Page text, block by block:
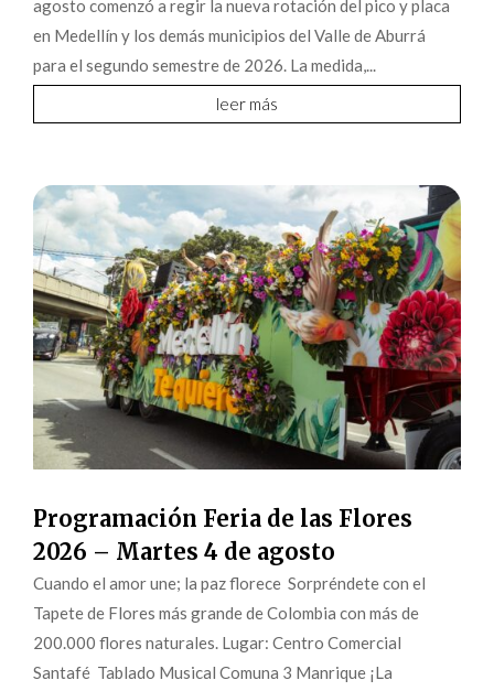
agosto comenzó a regir la nueva rotación del pico y placa
en Medellín y los demás municipios del Valle de Aburrá
para el segundo semestre de 2026. La medida,...
leer más
Programación Feria de las Flores
2026 – Martes 4 de agosto
Cuando el amor une; la paz florece Sorpréndete con el
Tapete de Flores más grande de Colombia con más de
200.000 flores naturales. Lugar: Centro Comercial
Santafé Tablado Musical Comuna 3 Manrique ¡La